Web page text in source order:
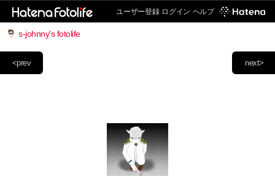
ユーザー登録 ログイン ヘルプ
s-johnny's fotolife
next>
<prev